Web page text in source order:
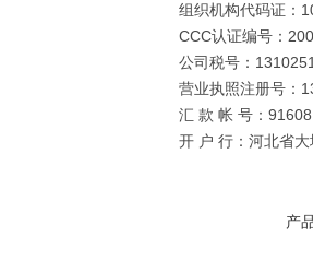
组织机构代码证：
CCC认证编号：
公司税号：
营业执照注册号：
汇 款 帐 号：
开 户 行：河北省
产